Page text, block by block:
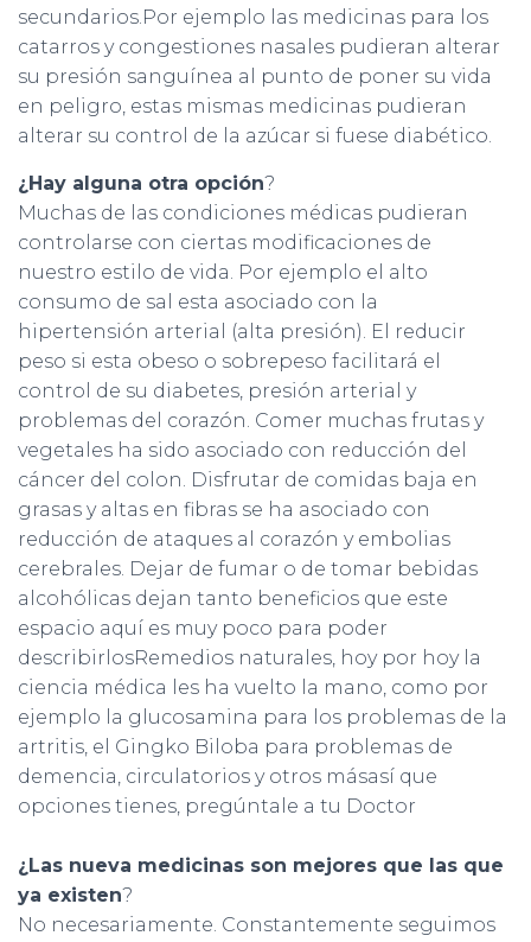
secundarios.Por ejemplo las medicinas para los
catarros y congestiones nasales pudieran alterar
su presión sanguínea al punto de poner su vida
en peligro, estas mismas medicinas pudieran
alterar su control de la azúcar si fuese diabético.
¿Hay alguna otra opción?
Muchas de las condiciones médicas pudieran
controlarse con ciertas modificaciones de
nuestro estilo de vida. Por ejemplo el alto
consumo de sal esta asociado con la
hipertensión arterial (alta presión). El reducir
peso si esta obeso o sobrepeso facilitará el
control de su diabetes, presión arterial y
problemas del corazón. Comer muchas frutas y
vegetales ha sido asociado con reducción del
cáncer del colon. Disfrutar de comidas baja en
grasas y altas en fibras se ha asociado con
reducción de ataques al corazón y embolias
cerebrales. Dejar de fumar o de tomar bebidas
alcohólicas dejan tanto beneficios que este
espacio aquí es muy poco para poder
describirlosRemedios naturales, hoy por hoy la
ciencia médica les ha vuelto la mano, como por
ejemplo la glucosamina para los problemas de la
artritis, el Gingko Biloba para problemas de
demencia, circulatorios y otros másasí que
opciones tienes, pregúntale a tu Doctor
¿Las nueva medicinas son mejores que las que
ya existen?
No necesariamente. Constantemente seguimos